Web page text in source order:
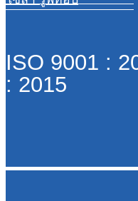
ISO 9001 :
: 2015